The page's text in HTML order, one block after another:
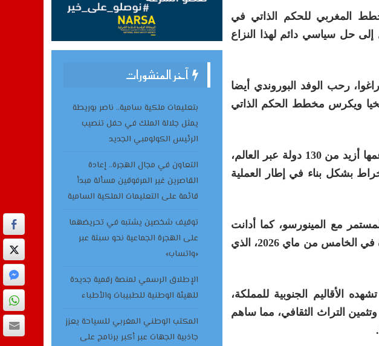
المتحدة، دعمها للمخطط المغربي للحكم الذاتي في
إلى حل سياسي دائم لهذا النزاع
مؤخرا بماناغوا في نيكاراغوا، رحب الوفد البوروندي أيضا
أنه يشكل منعطفا تاريخيا ويكرس مخطط الحكم الذاتي
كما أبرز الوفد الدينامية الدولية المتنامية لصالح المبادرة المغربية للحكم الذاتي، التي تدعمها أزيد من 130 دولة عبر العالم،
بشكل بناء في إطار العملية
مع المينورسو، كما أدانت
بشدة أي عمل من شأنه أن يقوض الاستقرار الإقليمي، لاسيما الهجوم ضد مدينة السمارة في الخامس من ماي 2026، الذي
الأقاليم الجنوبية للمملكة،
وتثمين التراث الثقافي، مما ساهم
آخر المنشورات
بتعليمات ملكية سامية.. ناصر بوريطة
يمثل جلالة الملك في حفل تنصيب
الرئيس الكولومبي الجديد
التعاون في مجال الهجرة.. إعادة
القاصرين غير المرفوقين مسألة مبدأ
قائمة على التعليمات الملكية السامية
توقيف شخصين يشتبه في تحريضهما
على الهجرة الجماعية نحو سبتة عبر
«واتساب»
الإطلاق الرسمي لمنصة رقمية جديدة
للهيئة الوطنية للطبيبات والأطباء
المكتب الوطني المغربي للسياحة يعزز
جاذبية الجهات عبر أكبر برنامج على